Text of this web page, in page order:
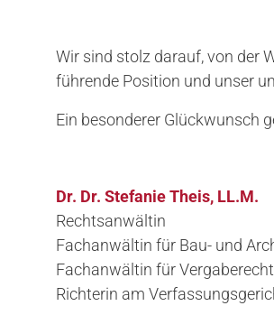
Wir sind stolz darauf, von der
führende Position und unser
Ein besonderer Glückwunsch
Dr. Dr. Stefanie Theis, LL.M.
Rechtsanwältin
Fachanwältin für Bau- und
Fachanwältin für Vergaberecht
Richterin am